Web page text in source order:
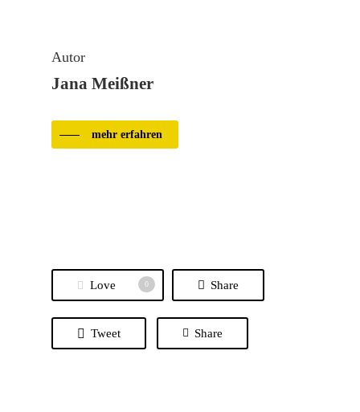
Autor
Jana Meißner
mehr erfahren
Love 0 Share
Tweet Share